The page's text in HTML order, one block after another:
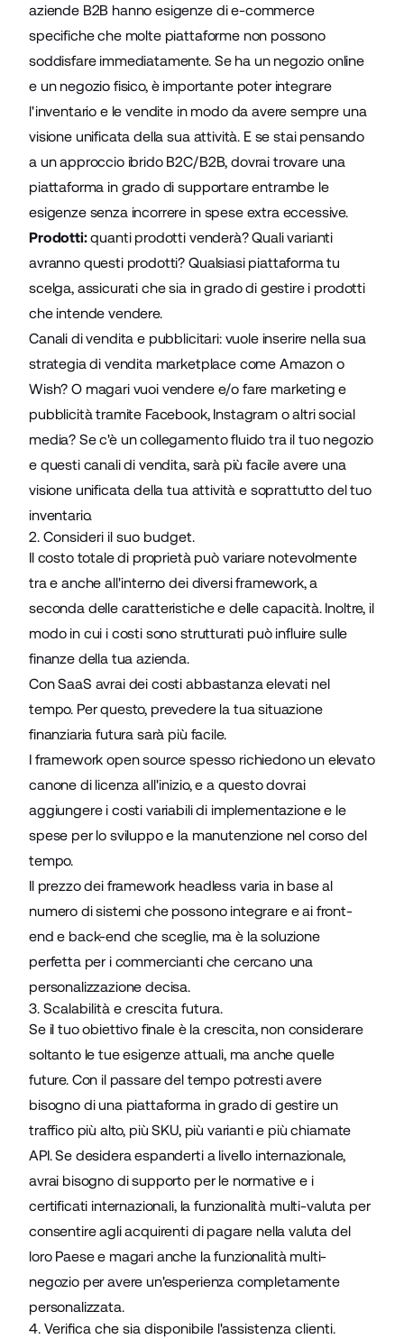
aziende B2B hanno esigenze di e-commerce
specifiche che molte piattaforme non possono
soddisfare immediatamente. Se ha un negozio online
e un negozio fisico, è importante poter integrare
l'inventario e le vendite in modo da avere sempre una
visione unificata della sua attività. E se stai pensando
a un approccio ibrido B2C/B2B, dovrai trovare una
piattaforma in grado di supportare entrambe le
esigenze senza incorrere in spese extra eccessive.
Prodotti:quanti prodotti venderà? Quali varianti
avranno questi prodotti? Qualsiasi piattaforma tu
scelga, assicurati che sia in grado di gestire i prodotti
che intende vendere.
Canali di vendita e pubblicitari: vuole inserire nella sua
strategia di vendita marketplace come Amazon o
Wish? O magari vuoi vendere e/o fare marketing e
pubblicità tramite Facebook, Instagram o altri social
media? Se c'è un collegamento fluido tra il tuo negozio
e questi canali di vendita, sarà più facile avere una
visione unificata della tua attività e soprattutto del tuo
inventario.
2. Consideri il suo budget.
Il costo totale di proprietà può variare notevolmente
tra e anche all'interno dei diversi framework, a
seconda delle caratteristiche e delle capacità. Inoltre, il
modo in cui i costi sono strutturati può influire sulle
finanze della tua azienda.
Con SaaS avrai dei costi abbastanza elevati nel
tempo. Per questo, prevedere la tua situazione
finanziaria futura sarà più facile.
I framework open source spesso richiedono un elevato
canone di licenza all'inizio, e a questo dovrai
aggiungere i costi variabili di implementazione e le
spese per lo sviluppo e la manutenzione nel corso del
tempo.
Il prezzo dei framework headless varia in base al
numero di sistemi che possono integrare e ai front-
end e back-end che sceglie, ma è la soluzione
perfetta per i commercianti che cercano una
personalizzazione decisa.
3. Scalabilità e crescita futura.
Se il tuo obiettivo finale è la crescita, non considerare
soltanto le tue esigenze attuali, ma anche quelle
future. Con il passare del tempo potresti avere
bisogno di una piattaforma in grado di gestire un
traffico più alto, più SKU, più varianti e più chiamate
API. Se desidera espanderti a livello internazionale,
avrai bisogno di supporto per le normative e i
certificati internazionali, la funzionalità multi-valuta per
consentire agli acquirenti di pagare nella valuta del
loro Paese e magari anche la funzionalità multi-
negozio per avere un'esperienza completamente
personalizzata.
4. Verifica che sia disponibile l'assistenza clienti.